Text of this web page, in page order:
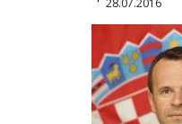
28.07.2016